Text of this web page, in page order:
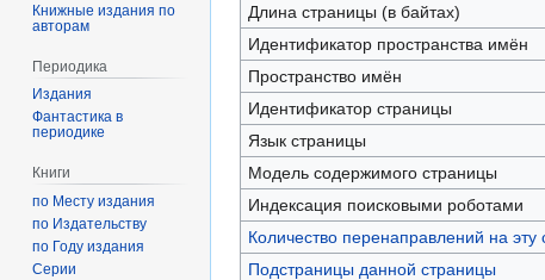
Длина страницы (в байтах)
Идентификатор пространства имён
Пространство имён
Идентификатор страницы
Язык страницы
Модель содержимого страницы
Индексация поисковыми роботами
Количество перенаправлений на эту
Подстраницы данной страницы
Книжные издания по
авторам
Периодика
Издания
Фантастика в
периодике
Книги
по Месту издания
по Издательству
по Году издания
Серии